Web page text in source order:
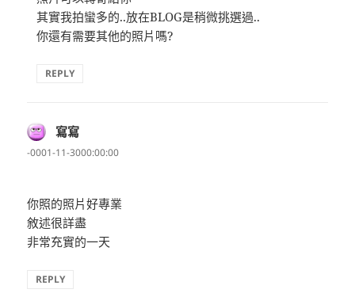
其實我拍蠻多的..放在BLOG是稍微挑選過..
你還有需要其他的照片嗎?
REPLY
寫寫
示:
-0001-11-3000:00:00
你照的照片好專業
敘述很詳盡
非常充實的一天
REPLY